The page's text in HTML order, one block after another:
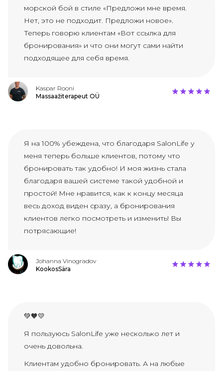
морской бой в стиле «Предложи мне время.
Нет, это не подходит. Предложи новое».
Теперь говорю клиентам «Вот ссылка для
бронирования» и что они могут сами найти
подходящее для себя время.
Kaspar Rooni
Massaažiterapeut OÜ
Я на 100% убеждена, что благодаря SalonLife у
меня теперь больше клиентов, потому что
бронировать так удобно! И моя жизнь стала
благодаря вашей системе такой удобной и
простой! Мне нравится, как к концу месяца
весь доход виден сразу, а бронирования
клиентов легко посмотреть и изменить! Вы
потрясающие!
Johanna Vinogradov
KookosSära
💚🧡💛
Я пользуюсь SalonLife уже несколько лет и
очень довольна.
Клиентам удобно бронировать. А на любые